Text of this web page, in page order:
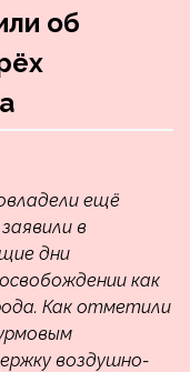
об
ещё
в
дни
как
Как отметили
воздушно-